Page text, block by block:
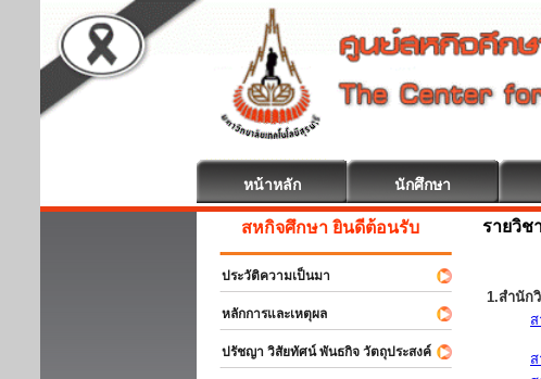
หน้าหลัก นักศึกษา
สหกิจศึกษา ยินดีต้อนรับ
ประวัติความเป็นมา
หลักการและเหตุผล
ปรัชญา วิสัยทัศน์ พันธกิจ วัตถุประสงค์
รายวิช
1.สำนัก
ส
ส